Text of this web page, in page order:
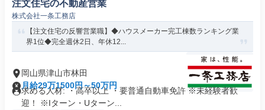
注文住宅の不動産営業
株式会社一条工務店
【注文住宅の反響営業職】◆ハウスメーカー完⼯棟数ランキング業
界1位◆完全週休2日、年休12...
岡山県津山市林田
月給29万1500円～50万円
求める人材: ・高卒以上 ・要普通自動車免許 ※未経験者歓
迎！ ※Iターン・Uターン...